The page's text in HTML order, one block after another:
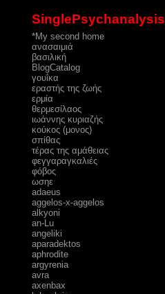
SinglePsychanalysis
*My second home
ανασαιμιά
βασιλική
ΒlogCatalog
γουΐκα
εραστής της ζωής
ερμία
θερμεσίλαος
ιωάννης κυριαζής
κούκος (μονος)
σπίθας
τέρας της αμάθειας
φεγγαραγκαλιές
φόβος
ωσηε
adaeus
aggelos-x-aggelos
alkyoni
an-Lu
angeliki
aparadektos
aphrodite
argyrenia
avra
axenbax